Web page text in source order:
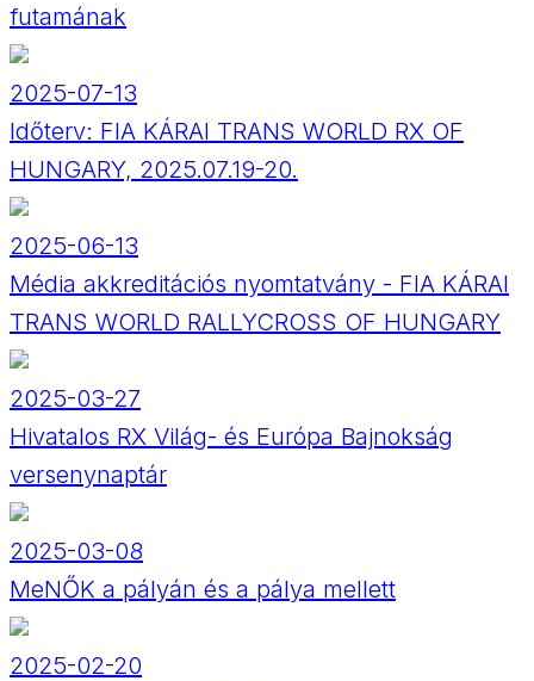
futamának
2025-07-13
Időterv: FIA KÁRAI TRANS WORLD RX OF
HUNGARY, 2025.07.19-20.
2025-06-13
Média akkreditációs nyomtatvány - FIA KÁRAI
TRANS WORLD RALLYCROSS OF HUNGARY
2025-03-27
Hivatalos RX Világ- és Európa Bajnokság
versenynaptár
2025-03-08
MeNŐK a pályán és a pálya mellett
2025-02-20